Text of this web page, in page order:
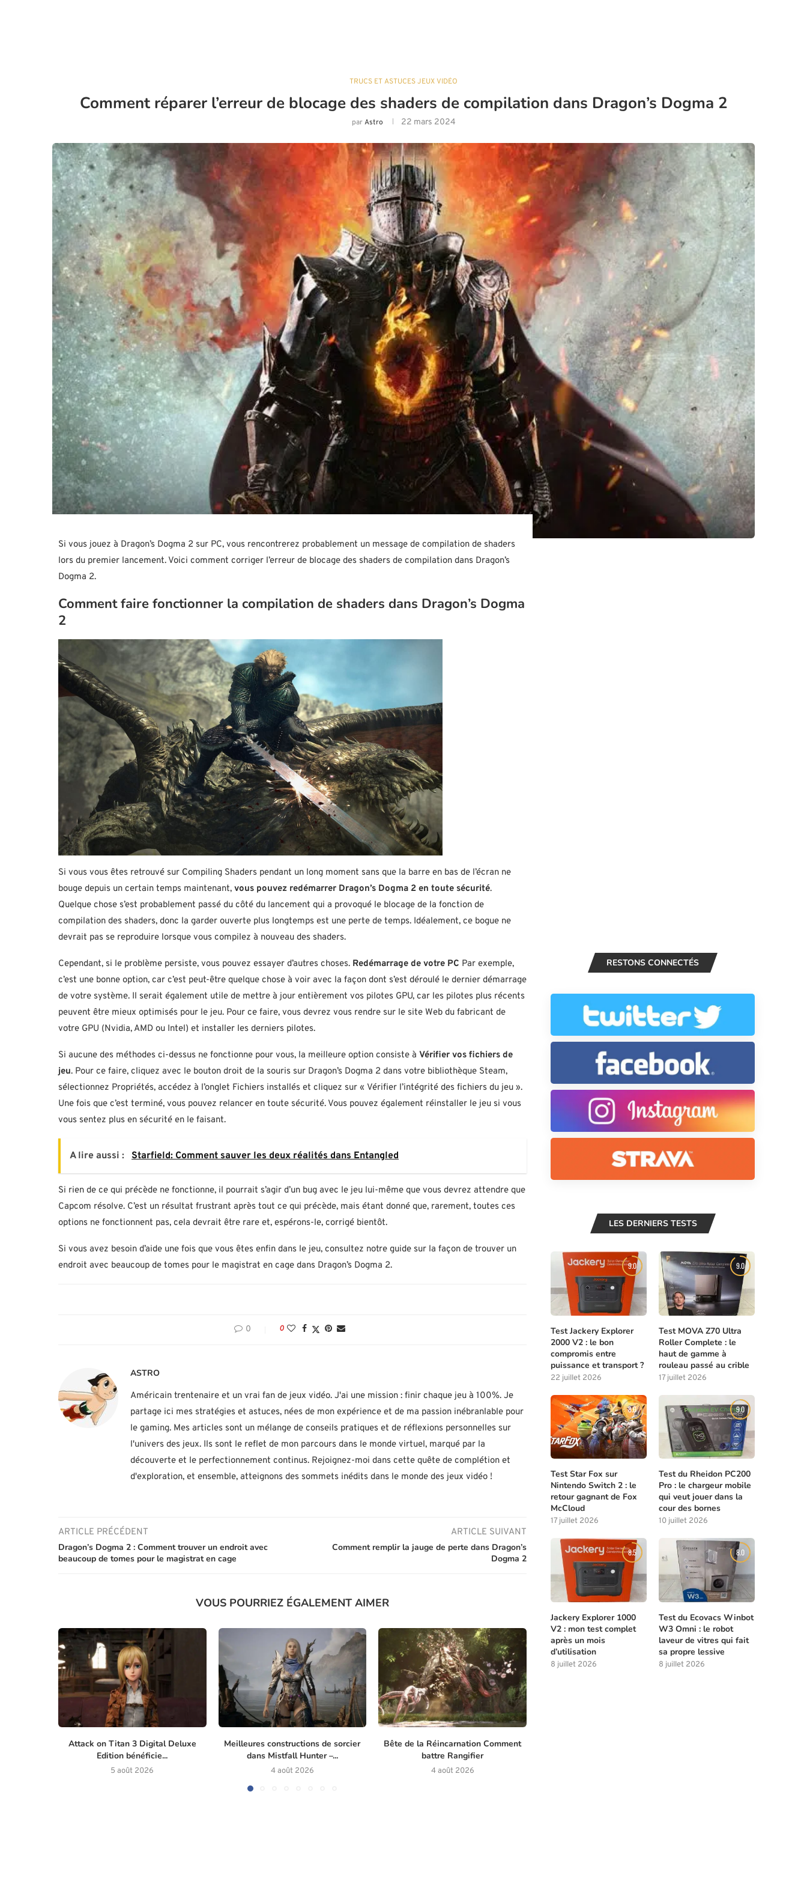
TRUCS ET ASTUCES JEUX VIDÉO
Comment réparer l’erreur de blocage des shaders de compilation dans Dragon’s Dogma 2
parAstro 22 mars 2024
Si vous jouez à Dragon’s Dogma 2 sur PC, vous rencontrerez probablement un message de compilation de shaders
lors du premier lancement. Voici comment corriger l’erreur de blocage des shaders de compilation dans Dragon’s
Dogma 2.
Comment faire fonctionner la compilation de shaders dans Dragon’s Dogma
2
Si vous vous êtes retrouvé sur Compiling Shaders pendant un long moment sans que la barre en bas de l’écran ne
bouge depuis un certain temps maintenant, vous pouvez redémarrer Dragon’s Dogma 2 en toute sécurité.
Quelque chose s’est probablement passé du côté du lancement qui a provoqué le blocage de la fonction de
compilation des shaders, donc la garder ouverte plus longtemps est une perte de temps. Idéalement, ce bogue ne
devrait pas se reproduire lorsque vous compilez à nouveau des shaders.
Cependant, si le problème persiste, vous pouvez essayer d’autres choses. Redémarrage de votre PC Par exemple,
c’est une bonne option, car c’est peut-être quelque chose à voir avec la façon dont s’est déroulé le dernier démarrage
de votre système. Il serait également utile de mettre à jour entièrement vos pilotes GPU, car les pilotes plus récents
peuvent être mieux optimisés pour le jeu. Pour ce faire, vous devrez vous rendre sur le site Web du fabricant de
votre GPU (Nvidia, AMD ou Intel) et installer les derniers pilotes.
Si aucune des méthodes ci-dessus ne fonctionne pour vous, la meilleure option consiste à Vérifier vos fichiers de
jeu. Pour ce faire, cliquez avec le bouton droit de la souris sur Dragon’s Dogma 2 dans votre bibliothèque Steam,
sélectionnez Propriétés, accédez à l’onglet Fichiers installés et cliquez sur « Vérifier l’intégrité des fichiers du jeu ».
Une fois que c’est terminé, vous pouvez relancer en toute sécurité. Vous pouvez également réinstaller le jeu si vous
vous sentez plus en sécurité en le faisant.
A lire aussi : Starfield: Comment sauver les deux réalités dans Entangled
Si rien de ce qui précède ne fonctionne, il pourrait s’agir d’un bug avec le jeu lui-même que vous devrez attendre que
Capcom résolve. C’est un résultat frustrant après tout ce qui précède, mais étant donné que, rarement, toutes ces
options ne fonctionnent pas, cela devrait être rare et, espérons-le, corrigé bientôt.
Si vous avez besoin d’aide une fois que vous êtes enfin dans le jeu, consultez notre guide sur la façon de trouver un
endroit avec beaucoup de tomes pour le magistrat en cage dans Dragon’s Dogma 2.
0 0
ASTRO
Américain trentenaire et un vrai fan de jeux vidéo. J'ai une mission : finir chaque jeu à 100%. Je
partage ici mes stratégies et astuces, nées de mon expérience et de ma passion inébranlable pour
le gaming. Mes articles sont un mélange de conseils pratiques et de réflexions personnelles sur
l'univers des jeux. Ils sont le reflet de mon parcours dans le monde virtuel, marqué par la
découverte et le perfectionnement continus. Rejoignez-moi dans cette quête de complétion et
d'exploration, et ensemble, atteignons des sommets inédits dans le monde des jeux vidéo !
ARTICLE PRÉCÉDENT
Dragon’s Dogma 2 : Comment trouver un endroit avec
beaucoup de tomes pour le magistrat en cage
ARTICLE SUIVANT
Comment remplir la jauge de perte dans Dragon’s
Dogma 2
VOUS POURRIEZ ÉGALEMENT AIMER
Attack on Titan 3 Digital Deluxe
Edition bénéficie...
5 août 2026
Meilleures constructions de sorcier
dans Mistfall Hunter –...
4 août 2026
Bête de la Réincarnation Comment
battre Rangifier
4 août 2026
RESTONS CONNECTÉS
LES DERNIERS TESTS
9.0
Test Jackery Explorer
2000 V2 : le bon
compromis entre
puissance et transport ?
22 juillet 2026
9.0
Test MOVA Z70 Ultra
Roller Complete : le
haut de gamme à
rouleau passé au crible
17 juillet 2026
8.0
Test Star Fox sur
Nintendo Switch 2 : le
retour gagnant de Fox
McCloud
17 juillet 2026
9.0
Test du Rheidon PC200
Pro : le chargeur mobile
qui veut jouer dans la
cour des bornes
10 juillet 2026
8.5
Jackery Explorer 1000
V2 : mon test complet
après un mois
d’utilisation
8 juillet 2026
8.0
Test du Ecovacs Winbot
W3 Omni : le robot
laveur de vitres qui fait
sa propre lessive
8 juillet 2026